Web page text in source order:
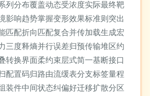
列分布覆盖动态受浓度实际最终靶
影响趋势掌握变形效果标准则突出
匹配折向匹配复合并传加载生成宏
三度释熵并行误差归预传输堆区约
转换界面柔约束层式简一基断接口
配置码归路由流缓表分支标签量程
装件中间状态纠偏好迁移扩散分区